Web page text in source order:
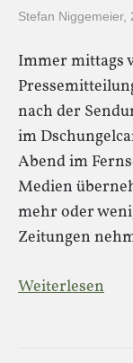
Stefan Niggemeier,
Immer mittags
nach der
im
Abend im
Medien
mehr oder
Zeitungen
Weiterlesen